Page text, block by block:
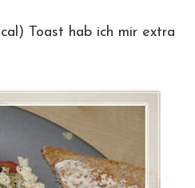
Toast hab ich mir extra